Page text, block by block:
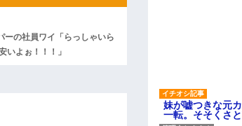
の治験募集がこちらｗｗｗｗｗ(※画像あり)
たタワマン頂き女子のこの動画、すげえええええｗ
氏、高速道路左車線を制限速度で走った結果
・２軍でも盛大にやらかす←あまり悲しませないでく
妹が嘘つきな元
一転。そそくさ
ーの社員ワイ「らっしゃいら
いよぉ！！！」